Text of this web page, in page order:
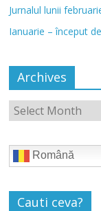
Jurnalul lunii
Ianuarie – început
Archives
Română
Cauti ceva?